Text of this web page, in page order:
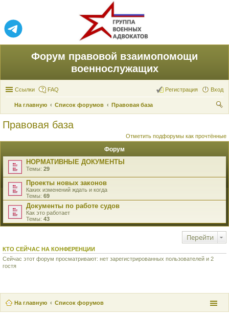
Форум правовой взаимопомощи
военнослужащих
Ссылки FAQ Вход
Регистрация
На главную Список форумов
Правовая база
Правовая база
Отметить подфорумы как прочтённые
Форум
НОРМАТИВНЫЕ ДОКУМЕНТЫ
Темы: 29
Проекты новых законов
Каких изменений ждать и когда
Темы: 69
Документы по работе судов
Как это работает
Темы: 43
Перейти
КТО СЕЙЧАС НА КОНФЕРЕНЦИИ
Сейчас этот форум просматривают: нет зарегистрированных пользователей и 2
гостя
На главную Список форумов